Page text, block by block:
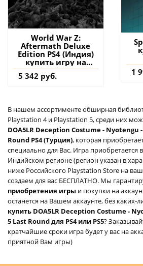
World War Z:
Aftermath Deluxe
Edition PS4 (Индия)
купить игру на
аккаунт
5 342 руб.
1
В нашем ассортименте обширная
Playstation 4 и Playstation 5, среди них
DOA5LR Deception Costume - Nyotengu -
Round PS4 (Турция), которая
специально для Вас. Игра приобретается
Индийском регионе (регион указан в
ниже Российского Playstation Store на
создаем для вас БЕСПЛАТНО. Мы
приобретения игры и покупки на
останется на Вашем аккаунте, без каких-
купить DOA5LR Deception Costume -
5 Last Round для PS4 или PS5?
кратчайшие сроки игра будет у вас на
приятной Вам игры)